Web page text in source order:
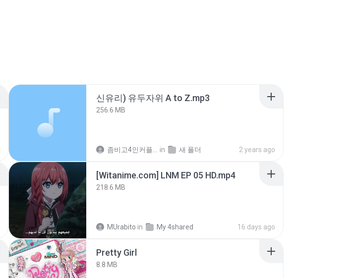
신유리) 유두자위 A to Z.mp3
256.6 MB
in 새 폴더 2 years ago
[Witanime.com] LNM EP 05 HD.mp4
218.6 MB
MUrabito in My 4shared 16 days ago
Pretty Girl
8.8 MB